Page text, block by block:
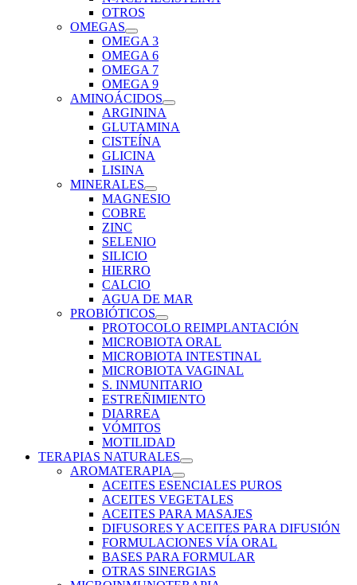
OTROS
OMEGAS
OMEGA 3
OMEGA 6
OMEGA 7
OMEGA 9
AMINOÁCIDOS
ARGININA
GLUTAMINA
CISTEÍNA
GLICINA
LISINA
MINERALES
MAGNESIO
COBRE
ZINC
SELENIO
SILICIO
HIERRO
CALCIO
AGUA DE MAR
PROBIÓTICOS
PROTOCOLO REIMPLANTACIÓN
MICROBIOTA ORAL
MICROBIOTA INTESTINAL
MICROBIOTA VAGINAL
S. INMUNITARIO
ESTREÑIMIENTO
DIARREA
VÓMITOS
MOTILIDAD
TERAPIAS NATURALES
AROMATERAPIA
ACEITES ESENCIALES PUROS
ACEITES VEGETALES
ACEITES PARA MASAJES
DIFUSORES Y ACEITES PARA DIFUSIÓN
FORMULACIONES VÍA ORAL
BASES PARA FORMULAR
OTRAS SINERGIAS